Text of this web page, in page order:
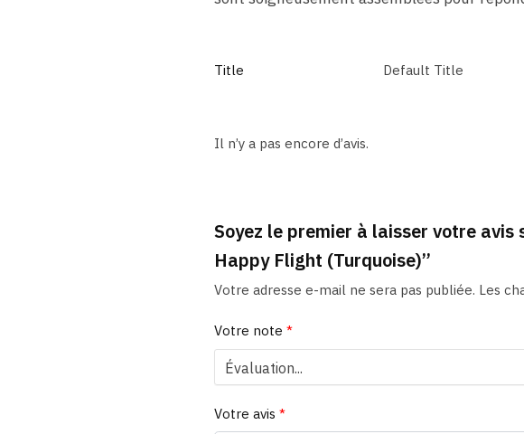
Title Default Title
Il n’y a pas encore d’avis.
Soyez le premier à laisser votre avis
Happy Flight (Turquoise)”
Votre adresse e-mail ne sera pas publiée. Les
Votre note *
Votre avis *